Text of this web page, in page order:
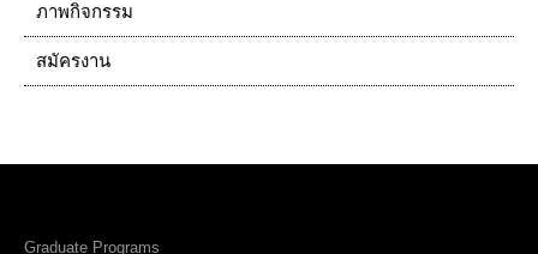
ภาพกิจกรรม
สมัครงาน
Graduate Programs